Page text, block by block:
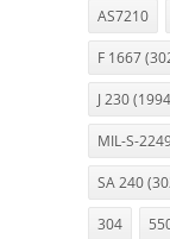
AS7210
F 1667
J 230
MIL-S-
SA 240
304